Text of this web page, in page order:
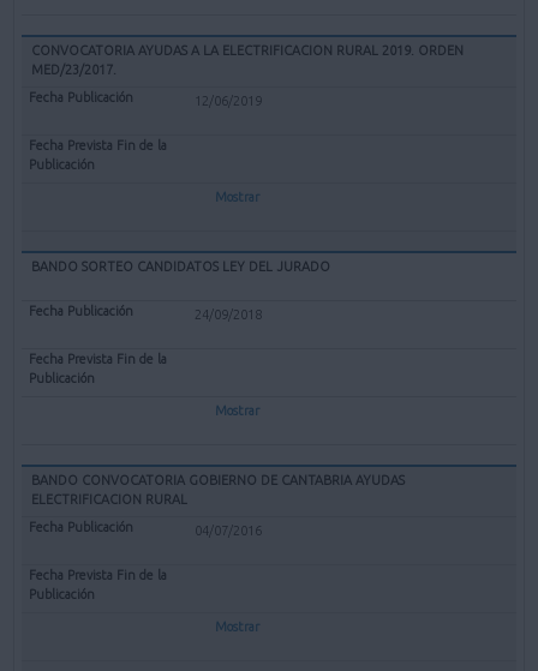
CONVOCATORIA AYUDAS A LA ELECTRIFICACION RURAL 2019. ORDEN
MED/23/2017.
12/06/2019
Mostrar
BANDO SORTEO CANDIDATOS LEY DEL JURADO
24/09/2018
Mostrar
BANDO CONVOCATORIA GOBIERNO DE CANTABRIA AYUDAS
ELECTRIFICACION RURAL
04/07/2016
Mostrar